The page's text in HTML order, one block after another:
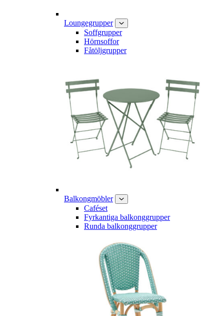
Loungegrupper
Soffgrupper
Hörnsoffor
Fåtöljgrupper
Balkongmöbler
Caféset
Fyrkantiga balkonggrupper
Runda balkonggrupper